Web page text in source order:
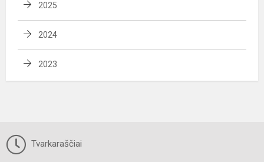
2025
2024
2023
Tvarkaraščiai